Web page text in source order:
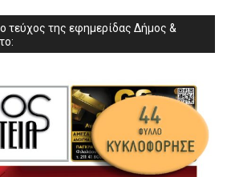
τεύχος της εφημερίδας Δήμος &